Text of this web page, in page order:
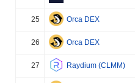
25 Orca DEX
26 Orca DEX
27 Raydium (CLMM)